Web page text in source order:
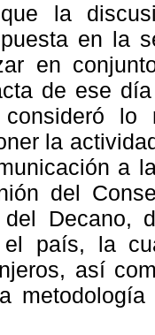
la
en la
en
de ese
lo
la
a
del
del Decano,
el país, la
así